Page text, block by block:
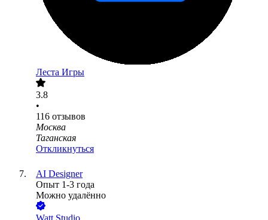
Леста Игры
3.8
•
116 отзывов
Москва
Таганская
Откликнуться
AI Designer
Опыт 1-3 года
Можно удалённо